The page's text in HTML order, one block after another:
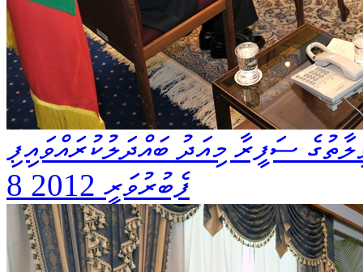
ސަފީރާ މިއަދު ބައްދަލުކުރައްވައިފި
8 ފެބުރުވަރީ 2012